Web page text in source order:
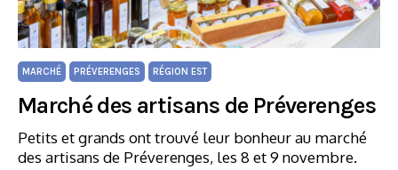
MARCHÉ PRÉVERENGES RÉGION EST
Marché des artisans de Préverenges
Petits et grands ont trouvé leur bonheur au marché
des artisans de Préverenges, les 8 et 9 novembre.